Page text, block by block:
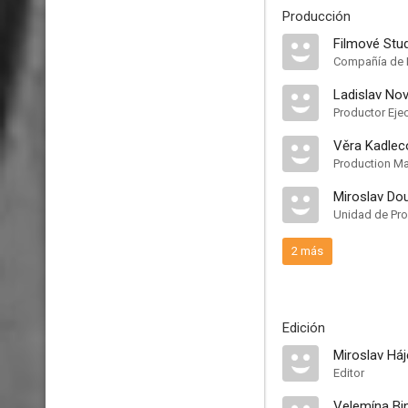
Producción
Filmové
Compañía de
Ladislav
Productor
Věra
Production
Miroslav
Unidad de
2 más
Edición
Miroslav
Editor